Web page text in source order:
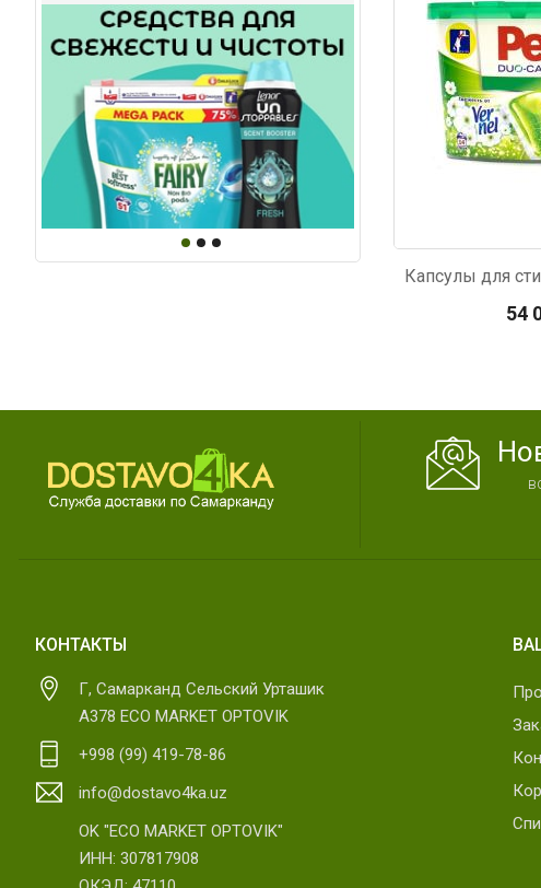
54
КОНТАКТЫ
Г, Самарканд Сельский Урташик
А378 ECO MARKET OPTOVIK
+998 (99) 419-78-86
info@dostavo4ka.uz
OK "ECO MARKET OPTOVIK"
ИНН: 307817908